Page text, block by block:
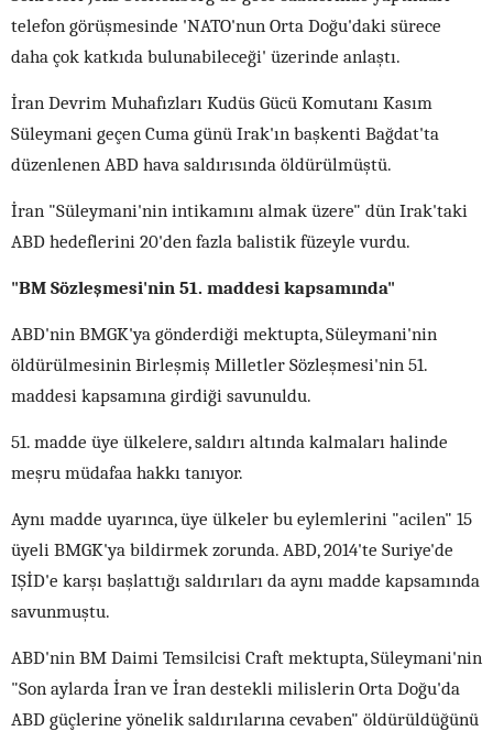
telefon görüşmesinde 'NATO'nun Orta Doğu'daki sürece
daha çok katkıda bulunabileceği' üzerinde anlaştı.
İran Devrim Muhafızları Kudüs Gücü Komutanı Kasım
Süleymani geçen Cuma günü Irak'ın başkenti Bağdat'ta
düzenlenen ABD hava saldırısında öldürülmüştü.
İran "Süleymani'nin intikamını almak üzere" dün Irak'taki
ABD hedeflerini 20'den fazla balistik füzeyle vurdu.
"BM Sözleşmesi'nin 51. maddesi kapsamında"
ABD'nin BMGK'ya gönderdiği mektupta, Süleymani'nin
öldürülmesinin Birleşmiş Milletler Sözleşmesi'nin 51.
maddesi kapsamına girdiği savunuldu.
51. madde üye ülkelere, saldırı altında kalmaları halinde
meşru müdafaa hakkı tanıyor.
Aynı madde uyarınca, üye ülkeler bu eylemlerini "acilen" 15
üyeli BMGK'ya bildirmek zorunda. ABD, 2014'te Suriye'de
IŞİD'e karşı başlattığı saldırıları da aynı madde kapsamında
savunmuştu.
ABD'nin BM Daimi Temsilcisi Craft mektupta, Süleymani'nin
"Son aylarda İran ve İran destekli milislerin Orta Doğu'da
ABD güçlerine yönelik saldırılarına cevaben" öldürüldüğünü